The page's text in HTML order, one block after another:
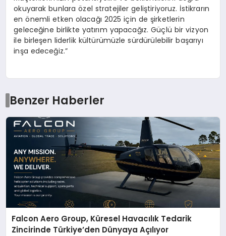
okuyarak bunlara özel stratejiler geliştiriyoruz. İstikrarın
en önemli etken olacağı 2025 için de şirketlerin
geleceğine birlikte yatırım yapacağız. Güçlü bir vizyon
ile birleşen liderlik kültürümüzle sürdürülebilir başarıyı
inşa edeceğiz.”
Benzer Haberler
Falcon Aero Group, Küresel Havacılık Tedarik
Zincirinde Türkiye’den Dünyaya Açılıyor